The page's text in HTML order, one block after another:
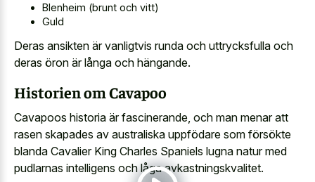
Blenheim (brunt och vitt)
Guld
Deras ansikten är vanligtvis runda och uttrycksfulla och
deras öron är långa och hängande.
Historien om Cavapoo
Cavapoos historia är fascinerande, och man menar att
rasen skapades av australiska uppfödare som försökte
blanda Cavalier King Charles Spaniels lugna natur med
pudlarnas intelligens och låga avkastningskvalitet.